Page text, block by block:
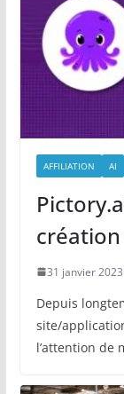
AFFILIATION AI
31 janvier 2023
Depuis
site/
l’attention de